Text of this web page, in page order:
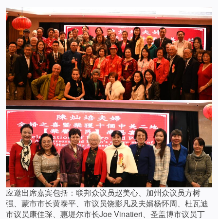
应邀出席嘉宾包括：联邦众议员赵美心、加州众议员方树
强、蒙市市长黄泰平、市议员饶影凡及夫婿杨怀周、杜瓦迪
市议员康佳琛、惠堤尔市长Joe Vinatieri、圣盖博市议员丁